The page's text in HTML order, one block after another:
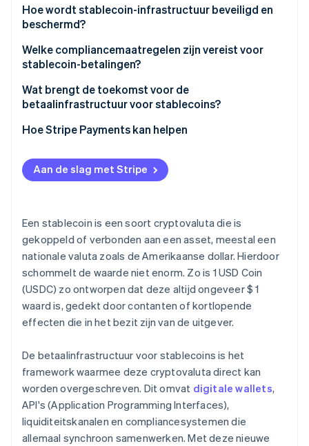
Stablecoin-token en uitgever
Blockchainnetwerk
Digitale wallets en sleutels
Verwerkers en gateways voor betalingen
Tools voor interoperabiliteit
Cryptobeurzen
Hoe wordt stablecoin-infrastructuur beveiligd en
beschermd?
Beveiliging op blockchainniveau
Audits van smart contracts en protocollen
Bewaringsbeveiliging en sleutelbeheer
Netwerk- en applicatiebeveiliging
Veiligheid en transparantie van reserves
Welke compliancemaatregelen zijn vereist voor
stablecoin-betalingen?
KYC
terrorisme)
Sanctiescreening
Onderhoud van reserves
Wat brengt de toekomst voor de
betaalinfrastructuur voor stablecoins?
Bredere acceptatie en meer use cases
Diepere integratie met traditionele financiële
middelen
Hoe Stripe Payments kan helpen
Aan de slag met Stripe
Een stablecoin is een soort cryptovaluta die is
gekoppeld of verbonden aan een asset, meestal een
nationale valuta zoals de Amerikaanse dollar. Hierdoor
schommelt de waarde niet enorm. Zo is 1 USD Coin
(USDC) zo ontworpen dat deze altijd ongeveer $ 1
waard is, gedekt door contanten of kortlopende
effecten die in het bezit zijn van de uitgever.
De betaalinfrastructuur voor stablecoins is het
framework waarmee deze cryptovaluta direct kan
worden overgeschreven. Dit omvat digitale wallets,
API's (Application Programming Interfaces),
liquiditeitskanalen en compliancesystemen die
allemaal synchroon samenwerken. Met deze nieuwe